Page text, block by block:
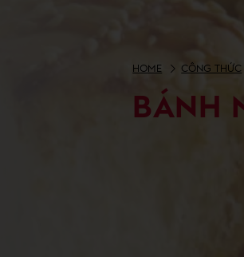
HOME CÔNG THỨC
BÁNH